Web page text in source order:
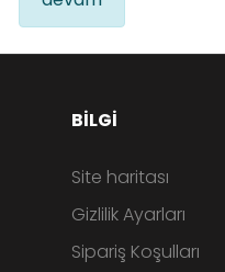
BILGI
Site haritası
Gizlilik Ayarları
Sipariş Koşulları